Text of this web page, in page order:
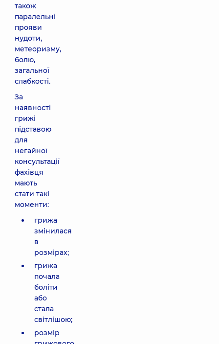
також
паралельні
прояви
нудоти,
метеоризму,
болю,
загальної
слабкості.
За
наявності
грижі
підставою
для
негайної
консультації
фахівця
мають
стати такі
моменти:
грижа
змінилася
в
розмірах;
грижа
почала
боліти
або
стала
світлішою;
розмір